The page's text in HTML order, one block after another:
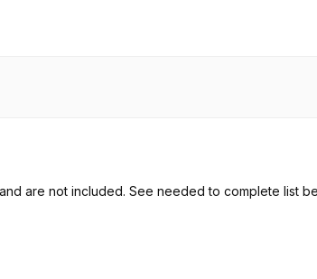
are not included. See needed to complete list